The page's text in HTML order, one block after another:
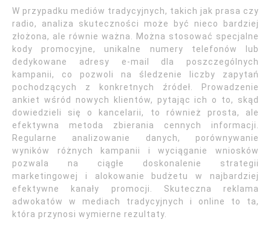
W przypadku mediów tradycyjnych, takich jak prasa czy
radio, analiza skuteczności może być nieco bardziej
złożona, ale równie ważna. Można stosować specjalne
kody promocyjne, unikalne numery telefonów lub
dedykowane adresy e-mail dla poszczególnych
kampanii, co pozwoli na śledzenie liczby zapytań
pochodzących z konkretnych źródeł. Prowadzenie
ankiet wśród nowych klientów, pytając ich o to, skąd
dowiedzieli się o kancelarii, to również prosta, ale
efektywna metoda zbierania cennych informacji.
Regularne analizowanie danych, porównywanie
wyników różnych kampanii i wyciąganie wniosków
pozwala na ciągłe doskonalenie strategii
marketingowej i alokowanie budżetu w najbardziej
efektywne kanały promocji. Skuteczna reklama
adwokatów w mediach tradycyjnych i online to ta,
która przynosi wymierne rezultaty.